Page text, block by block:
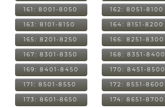
161: 8001-8050 162: 8051-8100
163: 8101-8150 164: 8151-8200
165: 8201-8250 166: 8251-8300
167: 8301-8350 168: 8351-8400
169: 8401-8450 170: 8451-8500
171: 8501-8550 172: 8551-8600
173: 8601-8650 174: 8651-8700